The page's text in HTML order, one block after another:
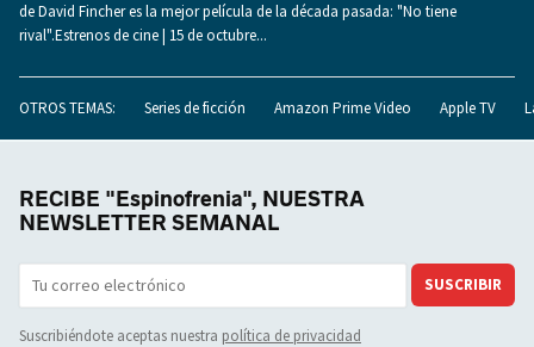
de David Fincher es la mejor película de la década pasada: "No tiene
rival".Estrenos de cine | 15 de octubre...
OTROS TEMAS: Series de ficción Amazon Prime Video Apple TV
RECIBE "Espinofrenia", NUESTRA
NEWSLETTER SEMANAL
SUSCRIBIR
Suscribiéndote aceptas nuestra política de privacidad